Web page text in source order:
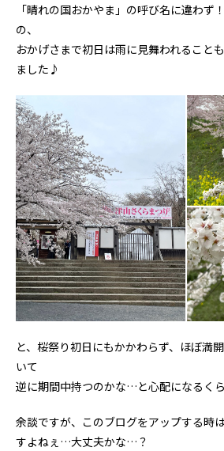
「晴れの国おかやま」の呼び名に違わず
の、
おかげさまで初日は雨に見舞われること
ました♪
と、桜祭り初日にもかかわらず、ほぼ満
いて
逆に期間中持つのかな…と心配になるく
余談ですが、このブログをアップする時
すよねぇ…大丈夫かな…？